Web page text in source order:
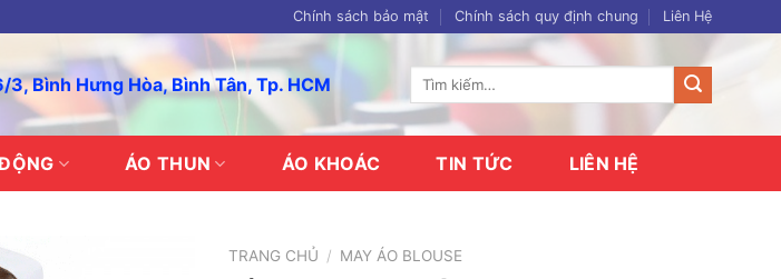
Chính sách bảo mật Chính sách quy định chung Liên Hệ
Bình Hưng Hòa, Bình Tân, Tp. HCM
Tìm
ÁO THUN ÁO KHOÁC TIN TỨC LIÊN HỆ
TRANG CHỦ / MAY ÁO BLOUSE